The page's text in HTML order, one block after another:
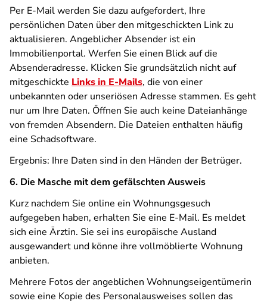
Per E-Mail werden Sie dazu aufgefordert, Ihre
persönlichen Daten über den mitgeschickten Link zu
aktualisieren. Angeblicher Absender ist ein
Immobilienportal. Werfen Sie einen Blick auf die
Absenderadresse. Klicken Sie grundsätzlich nicht auf
mitgeschickte Links in E-Mails, die von einer
unbekannten oder unseriösen Adresse stammen. Es geht
nur um Ihre Daten. Öffnen Sie auch keine Dateianhänge
von fremden Absendern. Die Dateien enthalten häufig
eine Schadsoftware.
Ergebnis: Ihre Daten sind in den Händen der Betrüger.
6. Die Masche mit dem gefälschten Ausweis
Kurz nachdem Sie online ein Wohnungsgesuch
aufgegeben haben, erhalten Sie eine E-Mail. Es meldet
sich eine Ärztin. Sie sei ins europäische Ausland
ausgewandert und könne ihre vollmöblierte Wohnung
anbieten.
Mehrere Fotos der angeblichen Wohnungseigentümerin
sowie eine Kopie des Personalausweises sollen das